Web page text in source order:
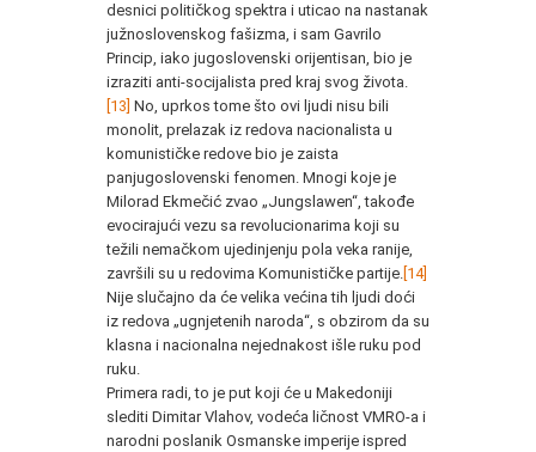
desnici političkog spektra i uticao na nastanak
južnoslovenskog fašizma, i sam Gavrilo
Princip, iako jugoslovenski orijentisan, bio je
izraziti anti-socijalista pred kraj svog života.
[13] No, uprkos tome što ovi ljudi nisu bili
monolit, prelazak iz redova nacionalista u
komunističke redove bio je zaista
panjugoslovenski fenomen. Mnogi koje je
Milorad Ekmečić zvao „Jungslawen“, takođe
evocirajući vezu sa revolucionarima koji su
težili nemačkom ujedinjenju pola veka ranije,
završili su u redovima Komunističke partije. [14]
Nije slučajno da će velika većina tih ljudi doći
iz redova „ugnjetenih naroda“, s obzirom da su
klasna i nacionalna nejednakost išle ruku pod
ruku.
Primera radi, to je put koji će u Makedoniji
slediti Dimitar Vlahov, vodeća ličnost VMRO-a i
narodni poslanik Osmanske imperije ispred